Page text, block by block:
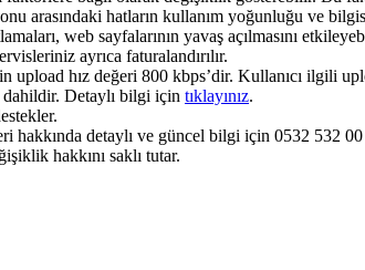
arasındaki hatların kullanım yoğunluğu ve
web sayfalarının yavaş açılmasını
ayrıca faturalandırılır.
upload hız değeri 800 kbps’dir. Kullanıcı ilgili
Detaylı bilgi için tıklayınız​​.
hakkında detaylı ve güncel bilgi için 0532 532
hakkını saklı tutar.